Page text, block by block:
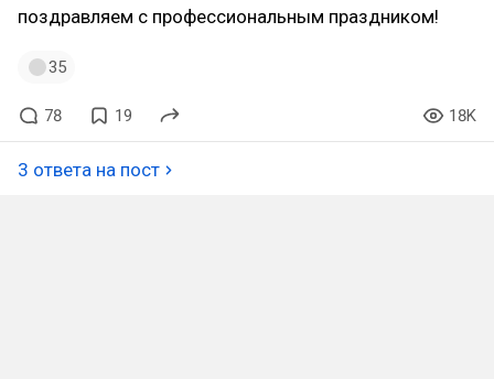
поздравляем с профессиональным праздником!
35
78 19 18K
3 ответа на пост